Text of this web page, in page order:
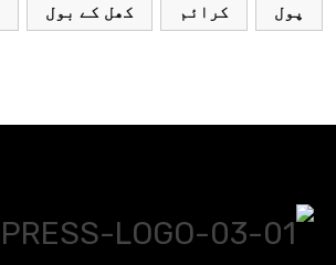
پول کرائم کھل کے بول